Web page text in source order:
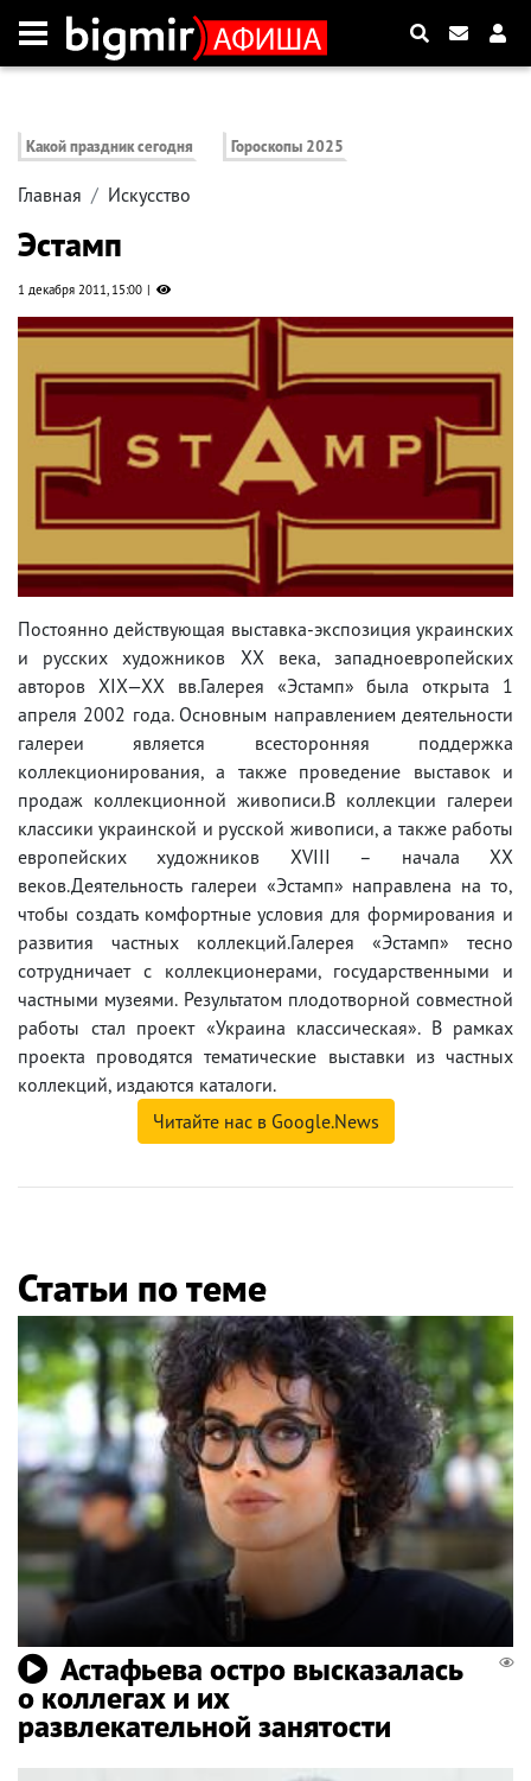
Какой праздник сегодня Гороскопы 2025
Главная Искусство
Эстамп
1 декабря 2011, 15:00
Постоянно действующая выставка-экспозиция украинских
и русских художников XX века, западноевропейских
авторов XIX—XX вв.Галерея «Эстамп» была открыта 1
апреля 2002 года. Основным направлением деятельности
галереи является всесторонняя поддержка
коллекционирования, а также проведение выставок и
продаж коллекционной живописи.В коллекции галереи
классики украинской и русской живописи, а также работы
европейских художников XVIII – начала ХХ
веков.Деятельность галереи «Эстамп» направлена на то,
чтобы создать комфортные условия для формирования и
развития частных коллекций.Галерея «Эстамп» тесно
сотрудничает с коллекционерами, государственными и
частными музеями. Результатом плодотворной совместной
работы стал проект «Украина классическая». В рамках
проекта проводятся тематические выставки из частных
коллекций, издаются каталоги.
Читайте нас в Google.News
Статьи по теме
Астафьева остро высказалась
о коллегах и их
развлекательной занятости